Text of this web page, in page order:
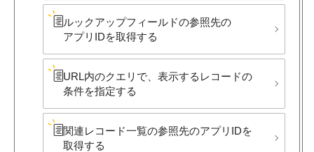
ルックアップフィールドの​参照先の​
アプリIDを​取得する
URL内の​クエリで、​表示する​レコードの​
条件を​指定する
関連レコード一覧の​参照先の​アプリIDを​
取得する